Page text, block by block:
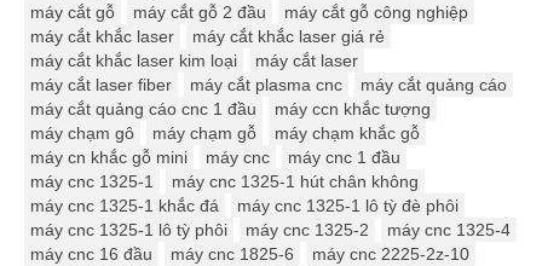
máy cắt gỗ
máy cắt gỗ 2 đầu
máy cắt gỗ công nghiệp
máy cắt khắc laser
máy cắt khắc laser giá rẻ
máy cắt khắc laser kim loại
máy cắt laser
máy cắt laser fiber
máy cắt plasma cnc
máy cắt quảng cáo
máy cắt quảng cáo cnc 1 đầu
máy ccn khắc tượng
máy chạm gô
máy chạm gỗ
máy chạm khắc gỗ
máy cn khắc gỗ mini
máy cnc
máy cnc 1 đầu
máy cnc 1325-1
máy cnc 1325-1 hút chân không
máy cnc 1325-1 khắc đá
máy cnc 1325-1 lô tỳ đè phôi
máy cnc 1325-1 lô tỳ phôi
máy cnc 1325-2
máy cnc 1325-4
máy cnc 16 đầu
máy cnc 1825-6
máy cnc 2225-2z-10